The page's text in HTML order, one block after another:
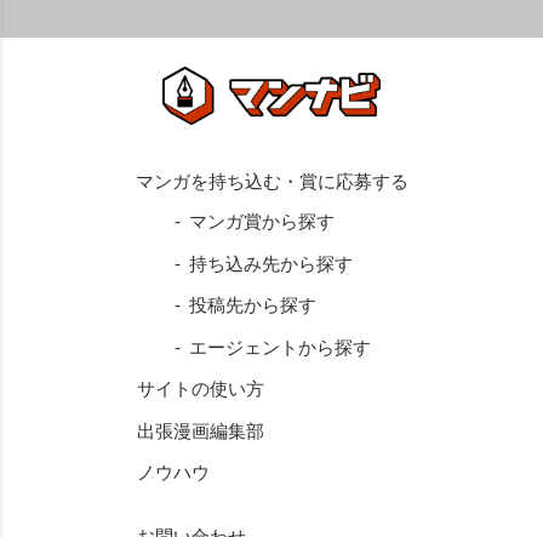
マンガ賞から探す
持ち込み先から探す
投稿先から探す
エージェントから探す
サイトの使い方
出張漫画編集部
ノウハウ